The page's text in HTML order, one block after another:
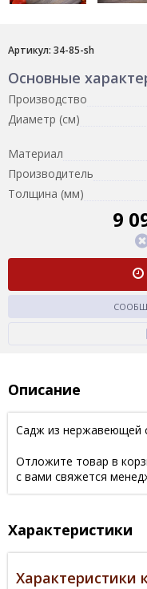
Артикул: 34-85-sh
Основные
Производство
Диаметр (см)
Материал
Производитель
Толщина (мм)
9
Описание
Садж из нержавеющей
Отложите товар в
с вами свяжется
Характеристики
Характеристики